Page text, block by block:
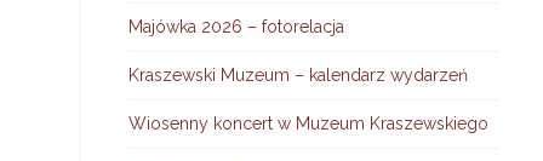
Majówka 2026 – fotorelacja
Kraszewski Muzeum – kalendarz wydarzeń
Wiosenny koncert w Muzeum Kraszewskiego